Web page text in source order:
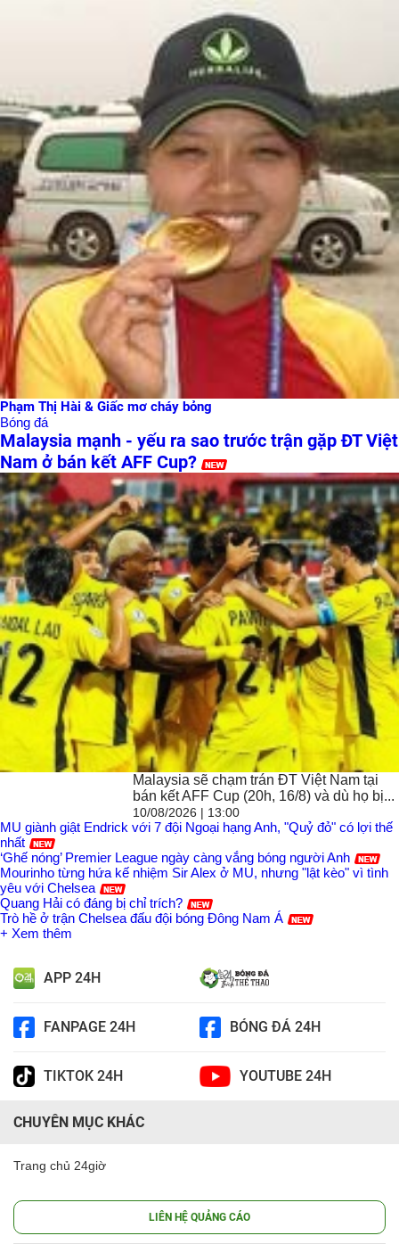
Phạm Thị Hài & Giấc mơ cháy bỏng
Bóng đá
Malaysia mạnh - yếu ra sao trước trận gặp ĐT Việt
Nam ở bán kết AFF Cup?
Malaysia sẽ chạm trán ĐT Việt Nam tại
bán kết AFF Cup (20h, 16/8) và dù họ bị...
10/08/2026 | 13:00
MU giành giật Endrick với 7 đội Ngoại hạng Anh, "Quỷ đỏ" có lợi thế
nhất
‘Ghế nóng’ Premier League ngày càng vắng bóng người Anh
Mourinho từng hứa kế nhiệm Sir Alex ở MU, nhưng "lật kèo" vì tình
yêu với Chelsea
Quang Hải có đáng bị chỉ trích?
Trò hề ở trận Chelsea đấu đội bóng Đông Nam Á
+ Xem thêm
APP 24H
FANPAGE 24H BÓNG ĐÁ 24H
TIKTOK 24H YOUTUBE 24H
CHUYÊN MỤC KHÁC
Trang chủ 24giờ
LIÊN HỆ QUẢNG CÁO